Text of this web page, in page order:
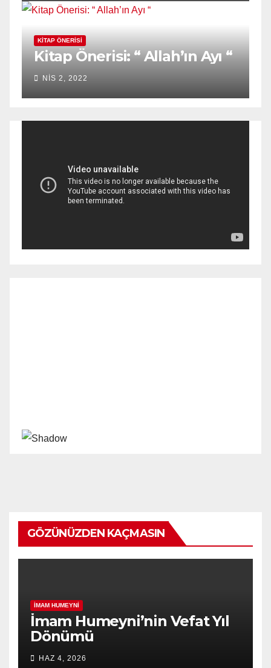
KITAP ÖNERISI
Kitap Önerisi: “ Allah’ın Ayı “
NIS 2, 2022
GÖZÜNÜZDEN KAÇMASIN
İMAM HUMEYNI
İmam Humeyni’nin Vefat Yıl
Dönümü
HAZ 4, 2026